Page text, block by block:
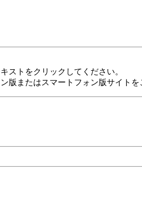
ストをクリックしてください。
版またはスマートフォン版サイトを